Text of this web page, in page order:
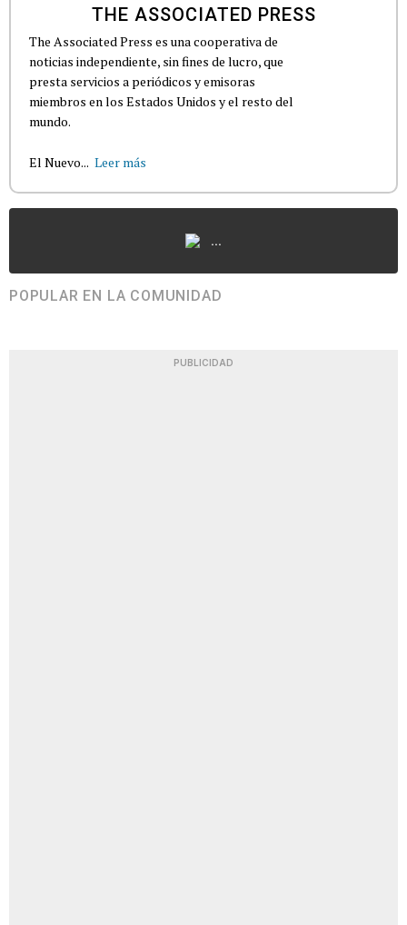
THE ASSOCIATED PRESS
The Associated Press es una cooperativa de
noticias independiente, sin fines de lucro, que
presta servicios a periódicos y emisoras
miembros en los Estados Unidos y el resto del
mundo.
El Nuevo... Leer más
...
POPULAR EN LA COMUNIDAD
PUBLICIDAD